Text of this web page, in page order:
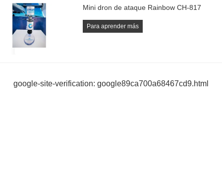
Mini dron de ataque Rainbow CH-817
Para aprender más
google-site-verification: google89ca700a68467cd9.html